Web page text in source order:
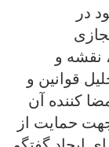
در
نقشه و
قوانین و
کننده آن
حمایت از